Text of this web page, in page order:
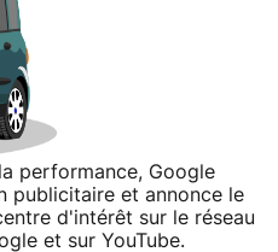
performance, Google
publicitaire et annonce le
d'intérêt sur le réseau
et sur YouTube.